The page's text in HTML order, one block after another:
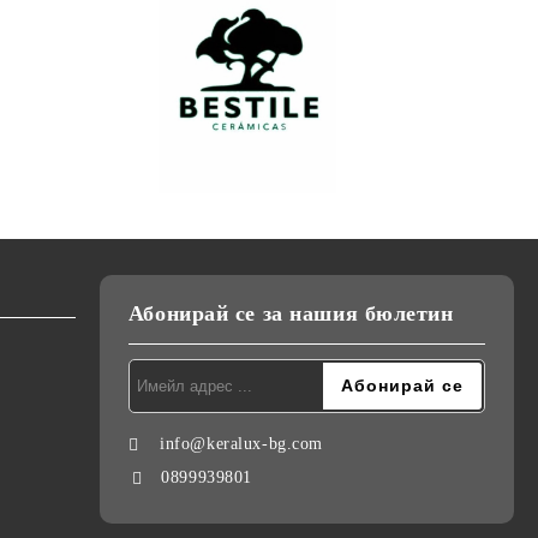
Абонирай се за нашия бюлетин
info@keralux-bg.com
0899939801